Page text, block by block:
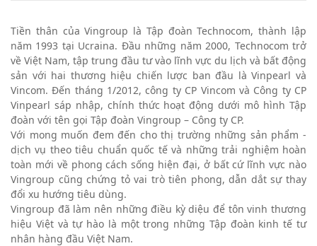
Tiền thân của Vingroup là Tập đoàn Technocom, thành lập
năm 1993 tại Ucraina. Đầu những năm 2000, Technocom trở
về Việt Nam, tập trung đầu tư vào lĩnh vực du lịch và bất động
sản với hai thương hiệu chiến lược ban đầu là Vinpearl và
Vincom. Đến tháng 1/2012, công ty CP Vincom và Công ty CP
Vinpearl sáp nhập, chính thức hoạt động dưới mô hình Tập
đoàn với tên gọi Tập đoàn Vingroup – Công ty CP.
Với mong muốn đem đến cho thị trường những sản phẩm -
dịch vụ theo tiêu chuẩn quốc tế và những trải nghiệm hoàn
toàn mới về phong cách sống hiện đại, ở bất cứ lĩnh vực nào
Vingroup cũng chứng tỏ vai trò tiên phong, dẫn dắt sự thay
đổi xu hướng tiêu dùng.
Vingroup đã làm nên những điều kỳ diệu để tôn vinh thương
hiệu Việt và tự hào là một trong những Tập đoàn kinh tế tư
nhân hàng đầu Việt Nam.